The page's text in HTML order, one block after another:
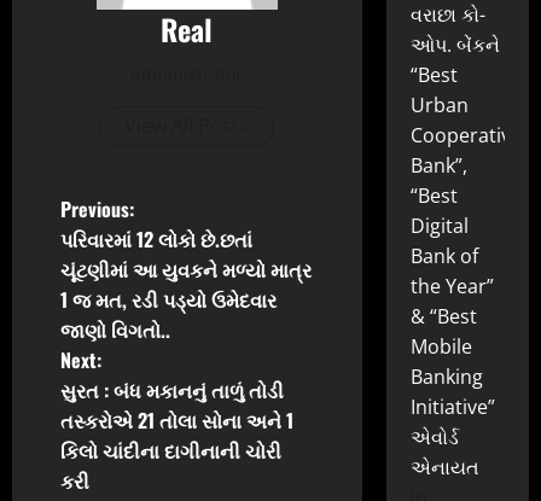
Real
P
o
s
t
n
a
Previous:
પરિવારમાં 12 લોકો છે.છતાં
ચૂંટણીમાં આ યુવકને મળ્યો માત્ર
1 જ મત, રડી પડ્યો ઉમેદવાર
જાણો વિગતો..
Next:
સુરત : બંધ મકાનનું તાળું તોડી
તસ્કરોએ 21 તોલા સોના અને 1
કિલો ચાંદીના દાગીનાની ચોરી
કરી
વરાછા કો-
ઓપ. બેંકને
“Best
Urban
Cooperative
Bank”,
“Best
Digital
Bank of
the Year”
& “Best
Mobile
Banking
Initiative”
એવોર્ડ
એનાયત